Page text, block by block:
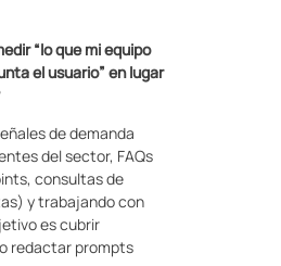
“lo que mi equipo
el usuario” en lugar
de demanda
del sector, FAQs
consultas de
y trabajando con
es cubrir
redactar prompts